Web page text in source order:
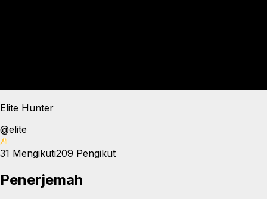
Elite Hunter
@elite
31 Mengikuti209 Pengikut
Penerjemah